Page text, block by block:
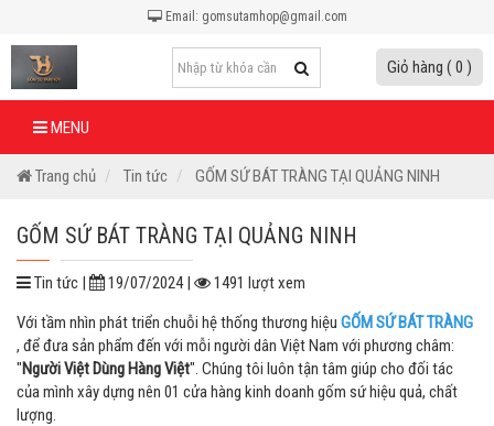
Email: gomsutamhop@gmail.com
Giỏ hàng ( 0 )
MENU
Trang chủ Tin tức GỐM SỨ BÁT TRÀNG TẠI QUẢNG NINH
GỐM SỨ BÁT TRÀNG TẠI QUẢNG NINH
Tin tức | 19/07/2024 |
1491 lượt xem
Với tầm nhìn phát triển chuỗi hệ thống thương hiệu GỐM SỨ BÁT TRÀNG
, để đưa sản phẩm đến với mỗi người dân Việt Nam với phương châm:
"Người Việt Dùng Hàng Việt". Chúng tôi luôn tận tâm giúp cho đối tác
của mình xây dựng nên 01 cửa hàng kinh doanh gốm sứ hiệu quả, chất
lượng.